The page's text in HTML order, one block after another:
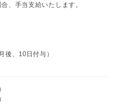
工事施工
の準備
。
、午前1現場・午後2現場など
あります。
、手当支給いたします。
後、10日付与）